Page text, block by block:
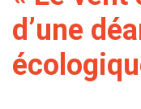
d’une